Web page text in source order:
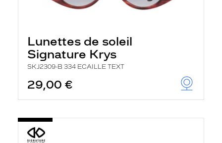
Lunettes de soleil
Signature Krys
SKJ2309-B 334 ECAILLE TEXT
29,00 €